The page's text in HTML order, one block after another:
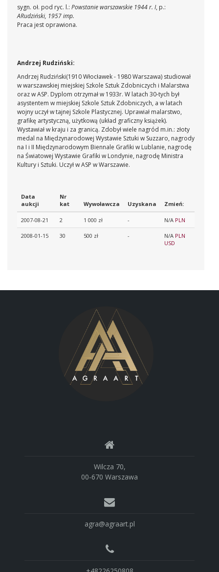
sygn. oł. pod ryc. l.: Powstanie warszawskie 1944 r. I, p.:
ARudziński, 1957 imp.
Praca jest oprawiona.
Andrzej Rudziński:
Andrzej Rudziński(1910 Włocławek - 1980 Warszawa) studiował
w warszawskiej miejskiej Szkole Sztuk Zdobniczych i Malarstwa
oraz w ASP. Dyplom otrzymał w 1933r. W latach 30-tych był
asystentem w miejskiej Szkole Sztuk Zdobniczych, a w latach
wojny uczył w tajnej Szkole Plastycznej. Uprawiał malarstwo,
grafikę artystyczną, użytkową (układ graficzny książek).
Wystawiał w kraju i za granicą. Zdobył wiele nagród m.in.: złoty
medal na Międzynarodowej Wystawie Sztuki w Suzzaro, nagrody
na I i II Międzynarodowym Biennale Grafiki w Lublanie, nagrodę
na Światowej Wystawie Grafiki w Londynie, nagrodę Ministra
Kultury i Sztuki. Uczył w ASP w Warszawie.
Data
aukcji
Nr
kat
Wywoławcza Uzyskana Zmień:
2007-08-21 2 1 000 zł - N/A PLN
2008-01-15 30 500 zł - N/A PLN
USD
Wilcza 70,
00-670 Warszawa
agra@agraart.pl